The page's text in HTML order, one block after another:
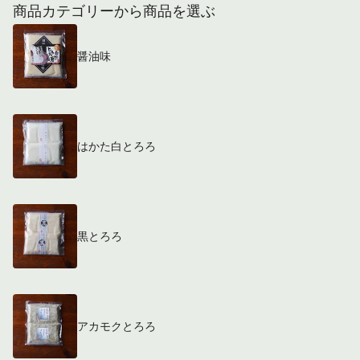
商品カテゴリーから商品を選ぶ
醤油味
はかた白とろろ
黒とろろ
アカモクとろろ